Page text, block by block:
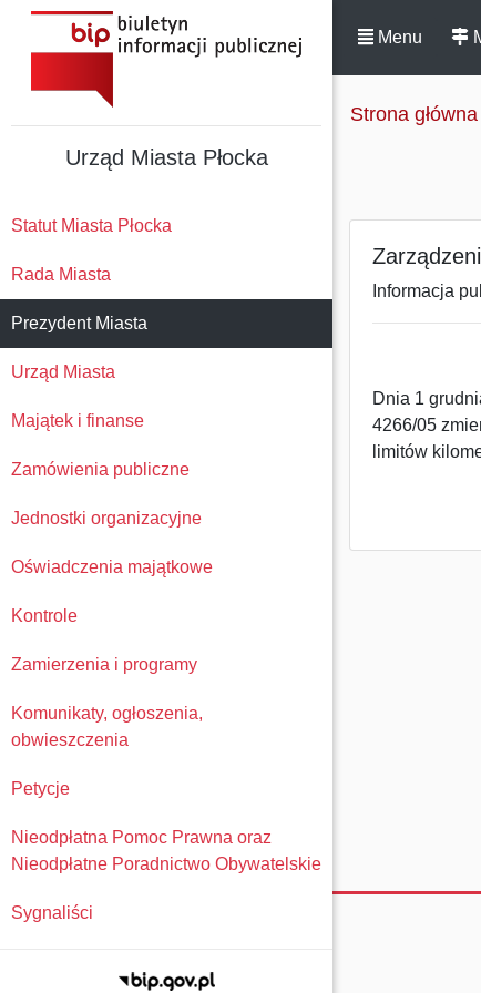
Urząd Miasta Płocka
Statut Miasta Płocka
Rada Miasta
Prezydent Miasta
Urząd Miasta
Majątek i finanse
Zamówienia publiczne
Jednostki organizacyjne
Oświadczenia majątkowe
Kontrole
Zamierzenia i programy
Komunikaty, ogłoszenia,
obwieszczenia
Petycje
Nieodpłatna Pomoc Prawna oraz
Nieodpłatne Poradnictwo Obywatelskie
Sygnaliści
Menu
Strona główna
Informacja
Dnia 1
4266/05
limitów